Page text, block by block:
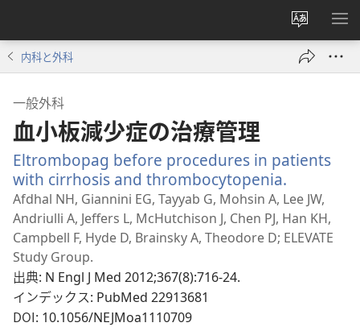
サ
イ
ト
変
え
る
メ
を
内科と外科
一般外科
血小板減少症の治療管理
Eltrombopag before procedures in patients
with cirrhosis and thrombocytopenia.
し
い
タ
Afdhal NH, Giannini EG, Tayyab G, Mohsin A, Lee JW,
Andriulli A, Jeffers L, McHutchison J, Chen PJ, Han KH,
Campbell F, Hyde D, Brainsky A, Theodore D; ELEVATE
Study Group.
出典‎: N Engl J Med 2012;367(8):716-24.
インデックス‎: PubMed 22913681
DOI‎: 10.1056/NEJMoa1110709